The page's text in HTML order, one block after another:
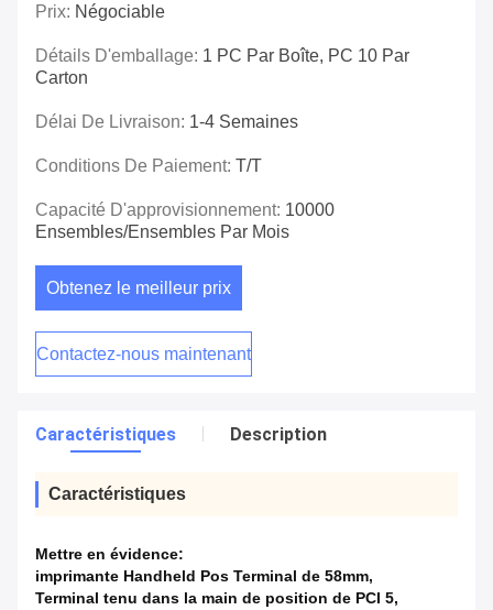
Prix: Négociable
Détails D'emballage: 1 PC Par Boîte, PC 10 Par
Carton
Délai De Livraison: 1-4 Semaines
Conditions De Paiement: T/T
Capacité D'approvisionnement: 10000
Ensembles/ensembles Par Mois
Obtenez le meilleur prix
Contactez-nous maintenant
Caractéristiques Description
Caractéristiques
Mettre en évidence:
imprimante Handheld Pos Terminal de 58mm,
Terminal tenu dans la main de position de PCI 5,